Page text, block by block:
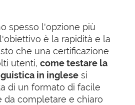
spesso l'opzione più
è la rapidità e la
che una certificazione
utenti, come testare la
in inglese si
di un formato di facile
da completare e chiaro